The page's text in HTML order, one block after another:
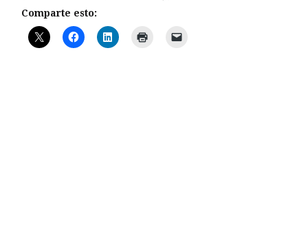
Comparte esto: